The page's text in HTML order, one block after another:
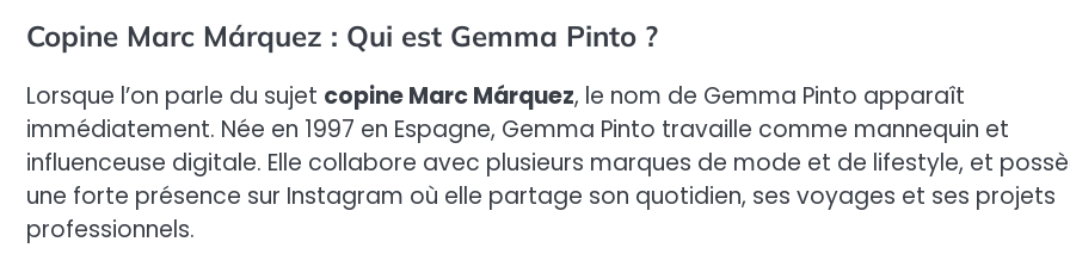
Copine Marc Márquez : Qui est Gemma Pinto ?
Lorsque l’on parle du sujet copine Marc Márquez, le nom de Gemma Pinto apparaît
immédiatement. Née en 1997 en Espagne, Gemma Pinto travaille comme mannequin et
influenceuse digitale. Elle collabore avec plusieurs marques de mode et de lifestyle, et
une forte présence sur Instagram où elle partage son quotidien, ses voyages et ses projets
professionnels.